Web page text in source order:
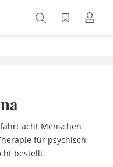
acht Menschen
für psychisch
bestellt.